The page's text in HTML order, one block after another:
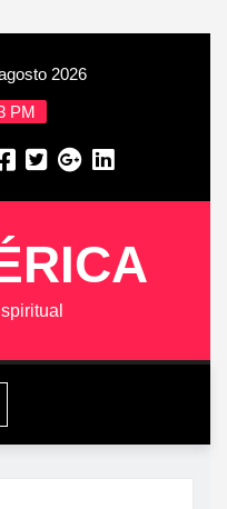
2026
PM